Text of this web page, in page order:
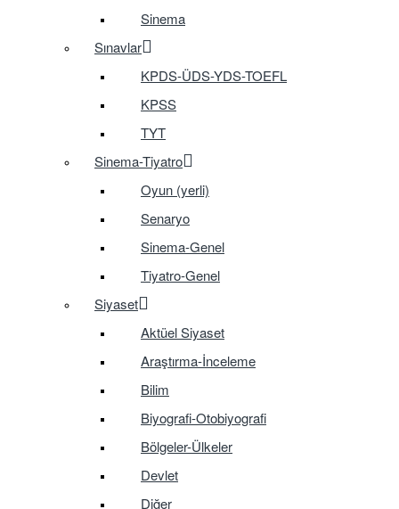
Sinema
Sınavlar
KPDS-ÜDS-YDS-TOEFL
KPSS
TYT
Sinema-Tiyatro
Oyun (yerli)
Senaryo
Sinema-Genel
Tiyatro-Genel
Siyaset
Aktüel Siyaset
Araştırma-İnceleme
Bilim
Biyografi-Otobiyografi
Bölgeler-Ülkeler
Devlet
Diğer